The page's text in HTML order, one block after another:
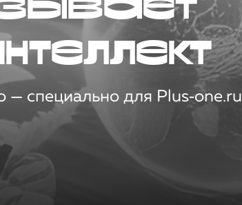
— специально для Plus‑one.ru